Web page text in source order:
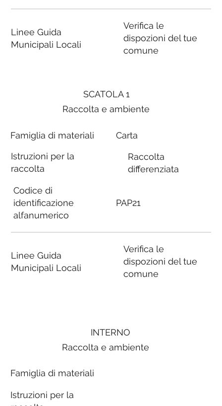
SCATOLA 1
Raccolta e ambiente
Famiglia di materiali
Istruzioni per la
raccolta
Codice di
identificazione
alfanumerico
Linee Guida
Municipali Locali
Carta
Raccolta
differenziata
PAP21
Verifica le
dispozioni del tue
comune
Linee Guida
Municipali Locali
Verifica le
dispozioni del tue
comune
INTERNO
Raccolta e ambiente
Famiglia di materiali
Istruzioni per la